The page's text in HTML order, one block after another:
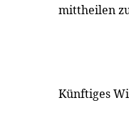
mittheilen
Künftiges